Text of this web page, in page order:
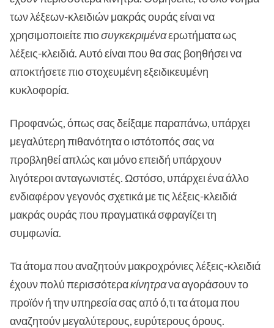
των λέξεων-κλειδιών μακράς ουράς είναι να
χρησιμοποιείτε πιοσυγκεκριμέναερωτήματα ως
λέξεις-κλειδιά. Αυτό είναι που θα σας βοηθήσει να
αποκτήσετε πιο στοχευμένη εξειδικευμένη
κυκλοφορία.
Προφανώς, όπως σας δείξαμε παραπάνω, υπάρχει
μεγαλύτερη πιθανότητα ο ιστότοπός σας να
προβληθεί απλώς και μόνο επειδή υπάρχουν
λιγότεροι ανταγωνιστές. Ωστόσο, υπάρχει ένα άλλο
ενδιαφέρον γεγονός σχετικά με τις λέξεις-κλειδιά
μακράς ουράς που πραγματικά σφραγίζει τη
συμφωνία.
Τα άτομα που αναζητούν μακροχρόνιες λέξεις-κλειδιά
έχουν πολύ περισσότερακίνητρανα αγοράσουν το
προϊόν ή την υπηρεσία σας από ό,τι τα άτομα που
αναζητούν μεγαλύτερους, ευρύτερους όρους.